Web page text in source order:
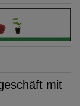
mit